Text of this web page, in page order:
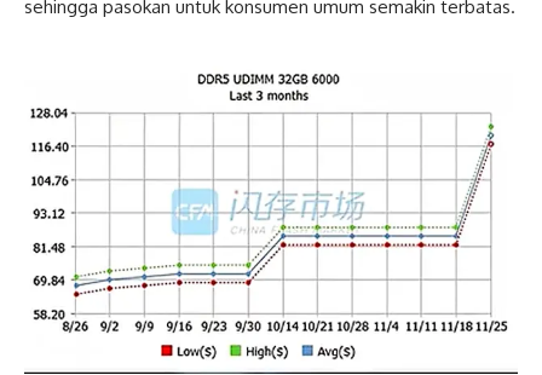
sehingga pasokan untuk konsumen umum semakin terbatas.